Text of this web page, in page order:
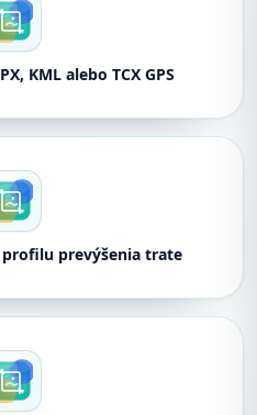
KML alebo TCX GPS
profilu prevýšenia trate